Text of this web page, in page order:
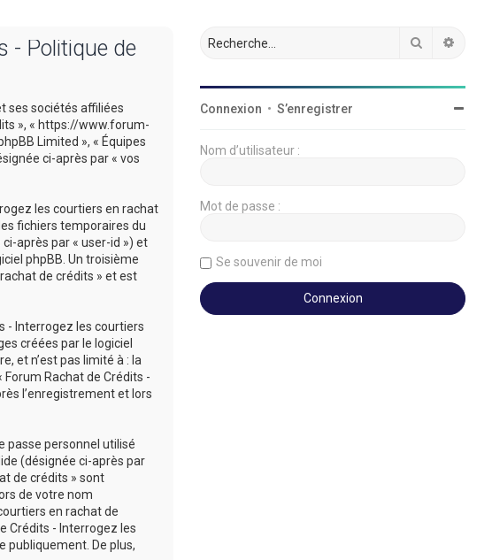
- Politique de
ses sociétés affiliées
», « https://www.forum-
Limited », « Équipes
ci-après par « vos
les courtiers en rachat
fichiers temporaires du
après par « user-id ») et
phpBB. Un troisième
de crédits » et est
- Interrogez les courtiers
créées par le logiciel
et n’est pas limité à : la
Rachat de Crédits -
l’enregistrement et lors
passe personnel utilisé
(désignée ci-après par
de crédits » sont
de votre nom
en rachat de
Crédits - Interrogez les
publiquement. De plus,
Rechercher
Connexion • S’enregistrer
Nom d’utilisateur :
Mot de passe :
Se souvenir de moi